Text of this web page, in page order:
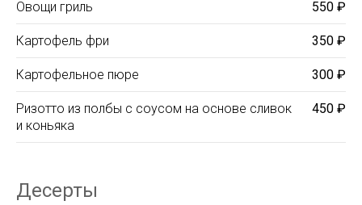
Овощи гриль 550 ₽
Картофель фри 350 ₽
Картофельное пюре 300 ₽
Ризотто из полбы с соусом на основе сливок
и коньяка
450 ₽
Десерты